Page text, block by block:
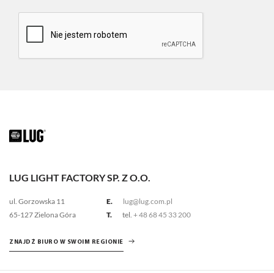
LUG LIGHT FACTORY SP. Z O.O.
ul. Gorzowska 11
65-127 Zielona Góra
E.
lug@lug.com.pl
T.
tel. + 48 68 45 33 200
ZNAJDŹ BIURO W SWOIM REGIONIE